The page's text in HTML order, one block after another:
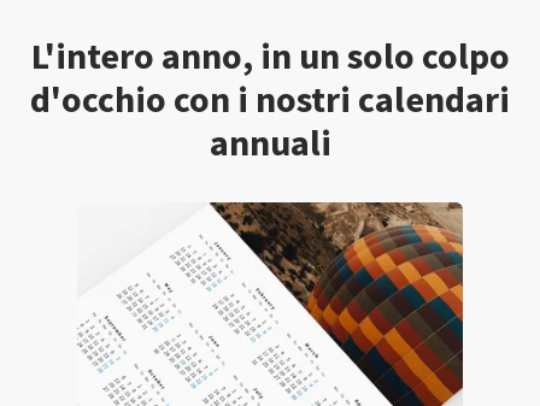
L'intero anno, in un solo colpo
d'occhio con i nostri calendari
annuali